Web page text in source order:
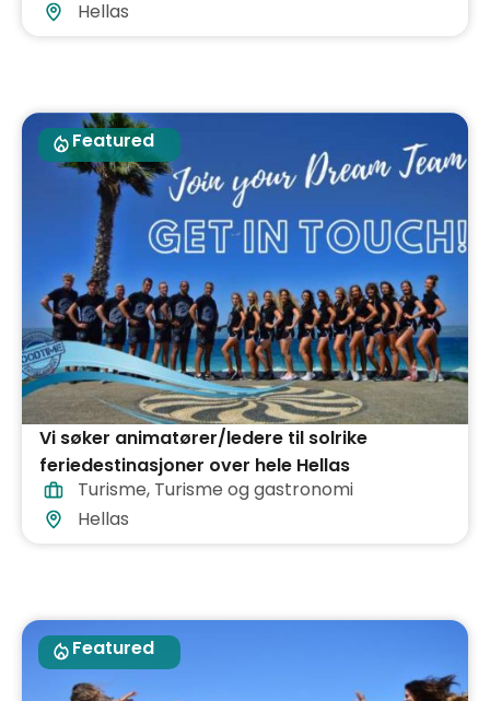
Hellas
Featured
Vi søker animatører/ledere til solrike
feriedestinasjoner over hele Hellas
Turisme, Turisme og gastronomi
Hellas
Featured